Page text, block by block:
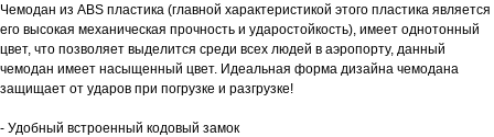
Чемодан из ABS пластика (главной характеристикой этого пластика является
его высокая механическая прочность и ударостойкость), имеет однотонный
цвет, что позволяет выделится среди всех людей в аэропорту, данный
чемодан имеет насыщенный цвет. Идеальная форма дизайна чемодана
защищает от ударов при погрузке и разгрузке!
- Удобный встроенный кодовый замок